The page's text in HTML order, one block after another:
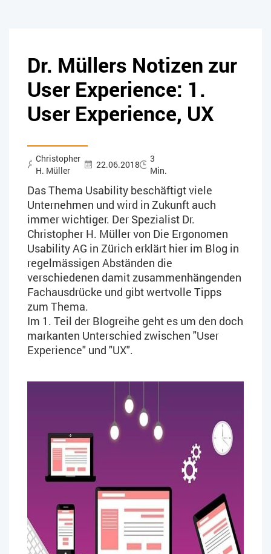
Dr. Müllers Notizen zur
User Experience: 1.
User Experience, UX
Christopher
H. Müller
22.06.2018
3
Min.
Das Thema Usability beschäftigt viele
Unternehmen und wird in Zukunft auch
immer wichtiger. Der Spezialist Dr.
Christopher H. Müller von Die Ergonomen
Usability AG in Zürich erklärt hier im Blog in
regelmässigen Abständen die
verschiedenen damit zusammenhängenden
Fachausdrücke und gibt wertvolle Tipps
zum Thema.
Im 1. Teil der Blogreihe geht es um den doch
markanten Unterschied zwischen "User
Experience" und "UX".